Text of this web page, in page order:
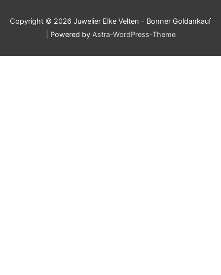
Copyright © 2026 Juwelier Elke Velten - Bonner Goldankauf
| Powered by Astra-WordPress-Theme